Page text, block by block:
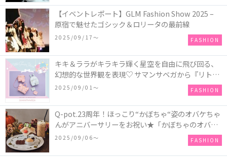
【イベントレポート】GLM Fashion Show 2025 –
原宿で魅せたゴシック＆ロリータの最前線
2025/09/17〜 FASHION
キキ＆ララがキラキラ輝く星空を自由に飛び回る、
幻想的な世界観を表現♡ サマンサベガから『リトル
ツインスターズ』50周年アニバーサリーイヤー』を
2025/09/01〜 FASHION
Q-pot.23周年！ほっこり“かぼちゃ“姿のオバケちゃ
んがアニバーサリーをお祝い★「かぼちゃのオバケ
ーキアクセサリー」が新発売！Q-pot CAFE.では
「かぼちゃのオバケーキプレート」も登場
2025/09/06〜 FASHION